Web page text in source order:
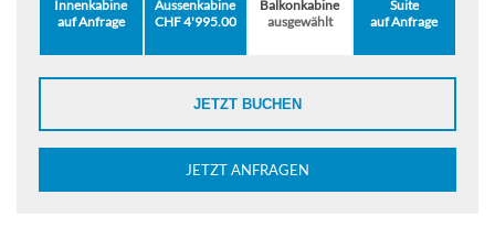
Innenkabine
auf Anfrage
Aussenkabine
CHF 4'995.00
Balkonkabine
ausgewählt
Suite
auf Anfrage
JETZT BUCHEN
JETZT ANFRAGEN